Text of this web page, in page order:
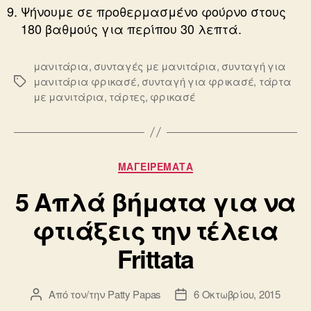
Ψήνουμε σε προθερμασμένο φούρνο στους
180 βαθμούς για περίπου 30 λεπτά.
Ετικέτες
μανιτάρια, συνταγές με μανιτάρια, συνταγή για
μανιτάρια φρικασέ, συνταγή για φρικασέ, τάρτα
με μανιτάρια, τάρτες, φρικασέ
Κατηγορίες
ΜΑΓΕΙΡΕΜΑΤΑ
5 Απλά βήματα για να
φτιάξεις την τέλεια
Frittata
Συντάκτης
Από τον/την Patty Papas
Ημ.6 Οκτωβρίου, 2015